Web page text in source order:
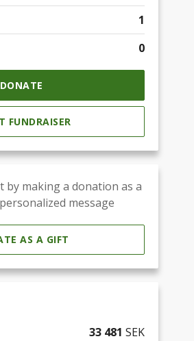
1
0
DONATE
FUNDRAISER
making a donation as a
message
AS A GIFT
33 481 SEK